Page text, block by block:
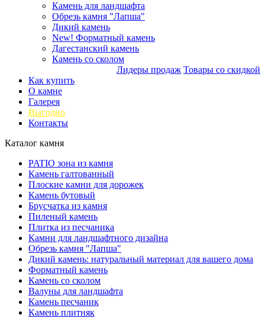
Камень для ландшафта
Обрезь камня "Лапша"
Дикий камень
New! Форматный камень
Дагестанский камень
Камень со сколом
Лидеры продаж Товары со скидкой
Как купить
О камне
Галерея
Выгодно
Контакты
Каталог камня
PATIO зона из камня
Камень галтованный
Плоские камни для дорожек
Камень бутовый
Брусчатка из камня
Пиленый камень
Плитка из песчаника
Камни для ландшафтного дизайна
Обрезь камня "Лапша"
Дикий камень: натуральный материал для вашего дома
Форматный камень
Камень со сколом
Валуны для ландшафта
Камень песчаник
Камень плитняк